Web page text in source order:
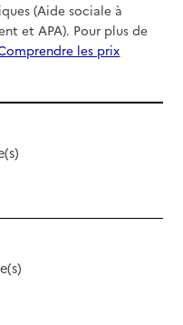
(Aide sociale à
et APA). Pour plus de
les prix